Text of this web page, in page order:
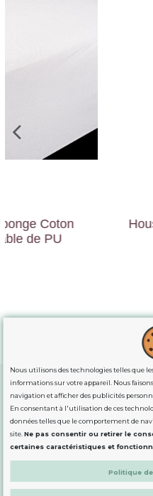
Housse de Couette
GUIDE DES TAILLES
INFORMATION
Nous utilisons des technologies telles que
informations sur votre appareil. Nous
navigation et afficher des publicités
En consentant à l'utilisation de ces
données telles que le comportement de
site.Ne pas consentir ou retirer le
certaines caractéristiques et
Politique